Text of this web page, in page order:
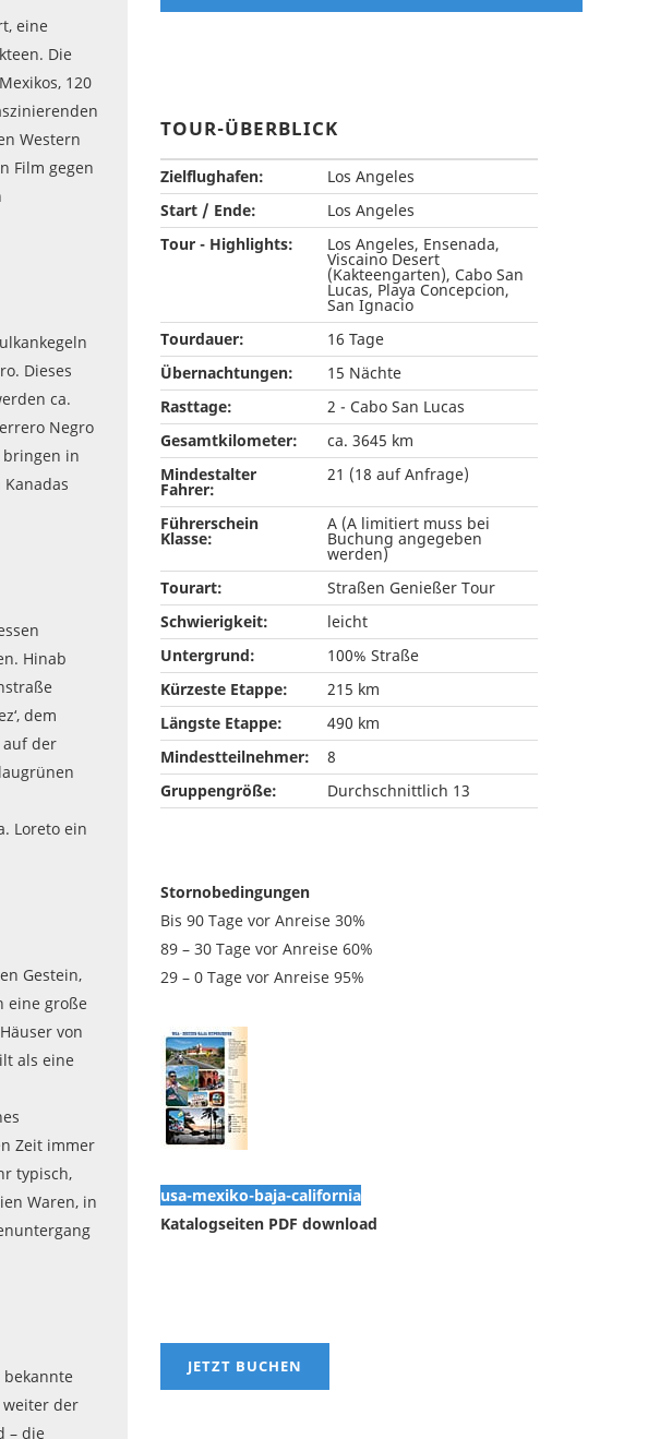
eine
Die
120
Western
Film gegen
Dieses
ca.
Negro
bringen in
Hinab
dem
auf der
Loreto ein
Gestein,
eine große
von
als eine
Zeit immer
typisch,
Waren, in
weiter der
– die
TOUR-ÜBERBLICK
Zielflughafen:
Los Angeles
Start / Ende:
Los Angeles
Tour - Highlights:
Los Angeles, Ensenada,
Viscaino Desert
(Kakteengarten), Cabo San
Lucas, Playa Concepcion,
San Ignacio
Tourdauer:
16 Tage
Übernachtungen:
15 Nächte
Rasttage:
2 - Cabo San Lucas
Gesamtkilometer:
ca. 3645 km
Mindestalter
Fahrer:
21 (18 auf Anfrage)
Führerschein
Klasse:
A (A limitiert muss bei
Buchung angegeben
werden)
Tourart:
Straßen Genießer Tour
Schwierigkeit:
leicht
Untergrund:
100% Straße
Kürzeste Etappe:
215 km
Längste Etappe:
490 km
Mindestteilnehmer:
8
Gruppengröße:
Durchschnittlich 13
Stornobedingungen
Bis 90 Tage vor Anreise 30%
89 – 30 Tage vor Anreise 60%
29 – 0 Tage vor Anreise 95%
usa-mexiko-baja-california
Katalogseiten PDF download
JETZT BUCHEN